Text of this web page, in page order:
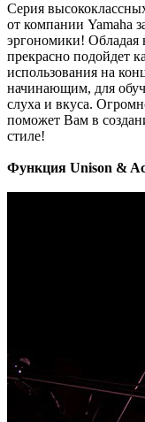
Серия
от компании Yamaha
эргономики! Обладая
прекрасно подойдет
использования на
начинающим, для
слуха и вкуса.
поможет Вам в
стиле!
Функция Unison &